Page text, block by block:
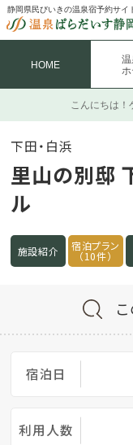
静岡県民びいきの温泉宿予約サイ
HOME
こんにちは！
下田・白浜
里山の別邸
ル
施設紹介 宿泊プラン
（10件）
宿泊日
利用人数